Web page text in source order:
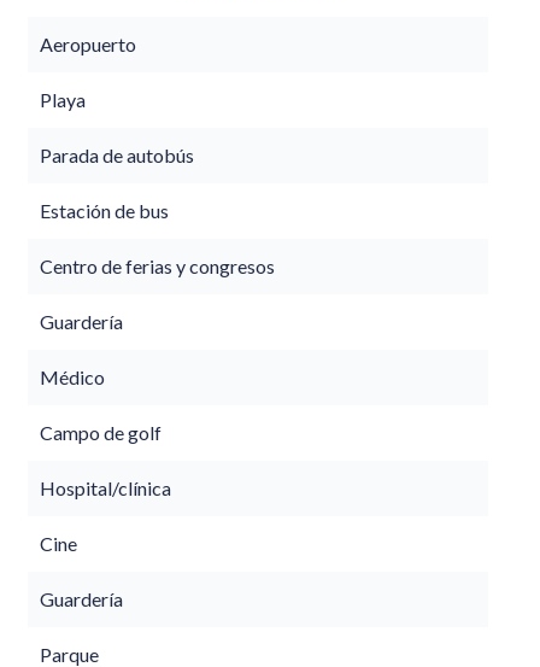
Aeropuerto
Playa
Parada de autobús
Estación de bus
Centro de ferias y congresos
Guardería
Médico
Campo de golf
Hospital/clínica
Cine
Guardería
Parque